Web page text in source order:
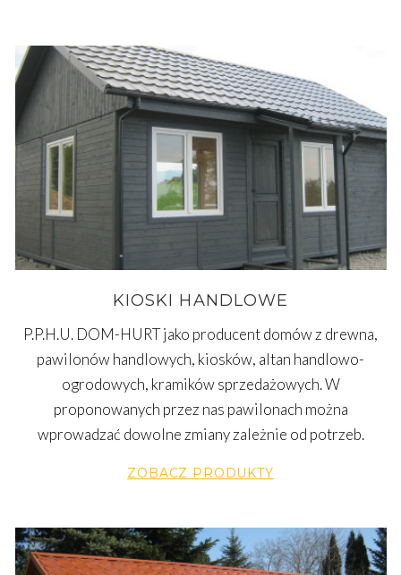
KIOSKI HANDLOWE
P.P.H.U. DOM-HURT jako producent domów z drewna,
pawilonów handlowych, kiosków, altan handlowo-
ogrodowych, kramików sprzedażowych. W
proponowanych przez nas pawilonach można
wprowadzać dowolne zmiany zależnie od potrzeb.
ZOBACZ PRODUKTY